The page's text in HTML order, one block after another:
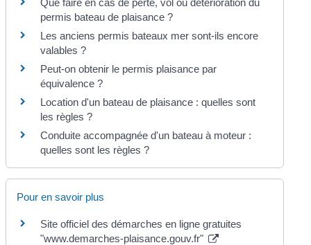
Que faire en cas de perte, vol ou détérioration du
permis bateau de plaisance ?
Les anciens permis bateaux mer sont-ils encore
valables ?
Peut-on obtenir le permis plaisance par
équivalence ?
Location d'un bateau de plaisance : quelles sont
les règles ?
Conduite accompagnée d'un bateau à moteur :
quelles sont les règles ?
Pour en savoir plus
Site officiel des démarches en ligne gratuites
"www.demarches-plaisance.gouv.fr"